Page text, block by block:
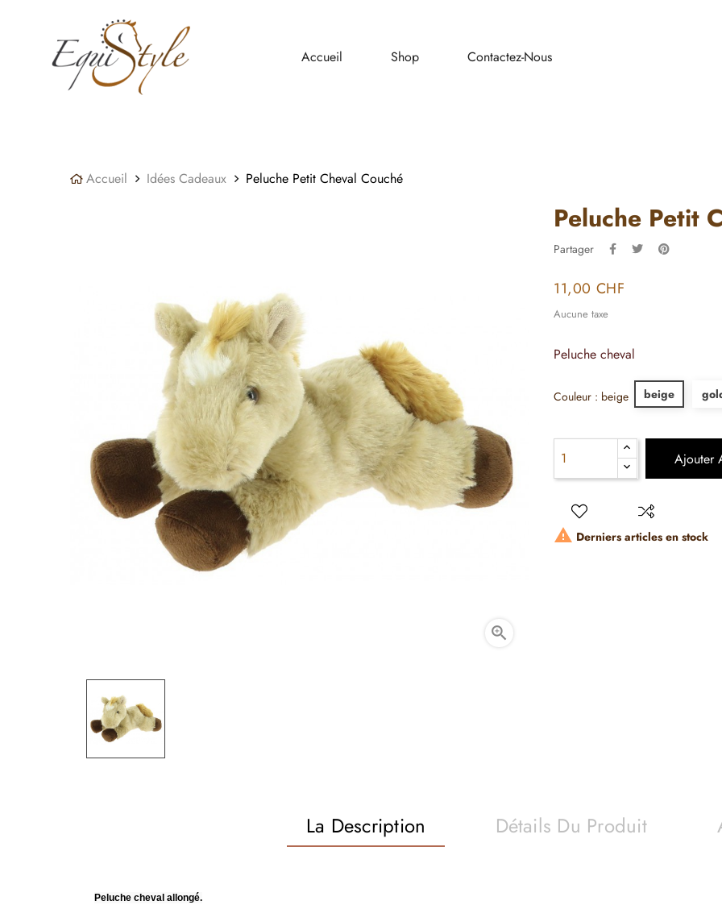
Accueil Shop Contactez-Nous
Accueil Idées Cadeaux Peluche Petit Cheval Couché

Peluche Petit
Partager
11,00 CHF
Aucune taxe
Peluche cheval
Couleur : beige beige
Ajouter
 Derniers articles en stock
La Description Détails Du Produit
Peluche cheval allongé.